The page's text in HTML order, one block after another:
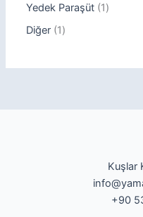
Yedek Paraşüt 1
Diğer 1
Kuşlar
+90